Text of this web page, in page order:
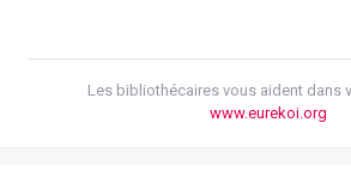
Les bibliothécaires vous aident dans
www.eurekoi.org